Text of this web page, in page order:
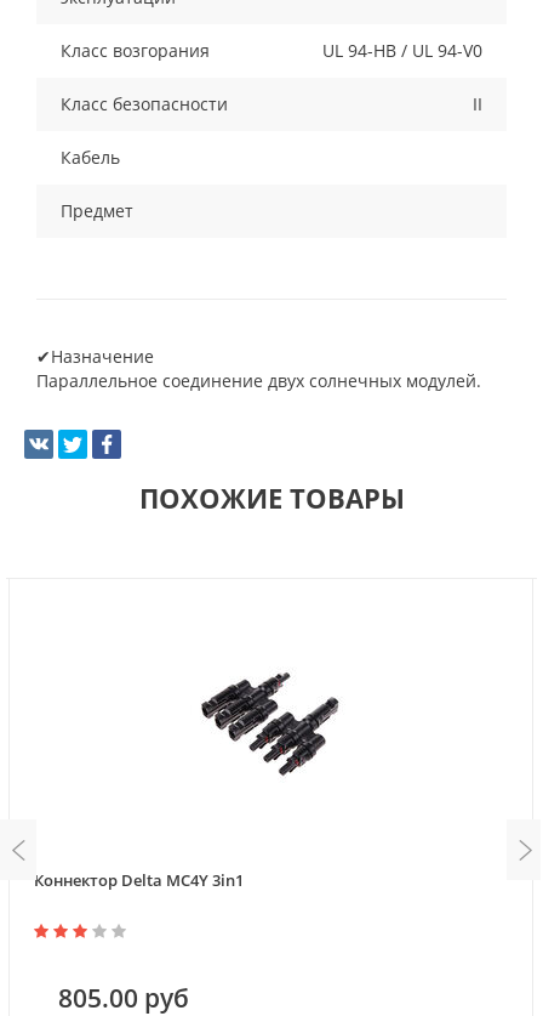
Класс возгорания UL 94-HB / UL 94-V0
Класс безопасности II
Кабель
Предмет
✔Назначение
Параллельное соединение двух солнечных модулей.
ПОХОЖИЕ ТОВАРЫ
Коннектор Delta MC4Y 3in1
805.00 руб